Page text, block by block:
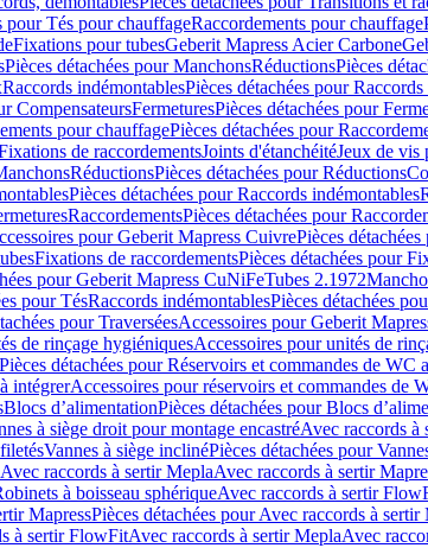
pour Tés pour chauffageRaccordements pour chauffage
Fixations pour tubesGeberit Mapress Acier Carbone
Pièces détachées pour ManchonsRéductionsPièces
Raccords indémontablesPièces détachées pour
CompensateursFermeturesPièces détachées pour
pour chauffagePièces détachées pour
de raccordementsJoints d'étanchéitéJeux de vis
RéductionsPièces détachées pour Réductions
Pièces détachées pour Raccords indémontables
RaccordementsPièces détachées pour
pour Geberit Mapress CuivrePièces
Fixations de raccordementsPièces détachées pour
pour Geberit Mapress CuNiFeTubes 2.1972
pour TésRaccords indémontablesPièces détachées
pour TraverséesAccessoires pour Geberit
de rinçage hygiéniquesAccessoires pour unités de
Pièces détachées pour Réservoirs et commandes de
intégrerAccessoires pour réservoirs et commandes de
Blocs d’alimentationPièces détachées pour Blocs
à siège droit pour montage encastréAvec raccords à
Vannes à siège inclinéPièces détachées pour
raccords à sertir MeplaAvec raccords à sertir
à boisseau sphériqueAvec raccords à sertir
MapressPièces détachées pour Avec raccords à sertir
à sertir FlowFitAvec raccords à sertir MeplaAvec